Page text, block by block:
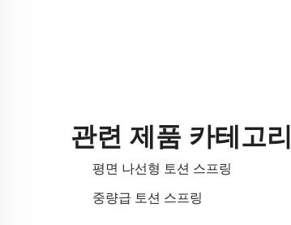
관련 제품 카테고리
평면 나선형 토션 스프링
중량급 토션 스프링